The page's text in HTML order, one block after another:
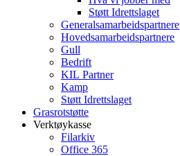
Støtt Idrettslaget
Generalsamarbeidspartnere
Hovedsamarbeidspartnere
Gull
Bedrift
KIL Partner
Kamp
Støtt Idrettslaget
Grasrotstøtte
Verktøykasse
Filarkiv
Office 365